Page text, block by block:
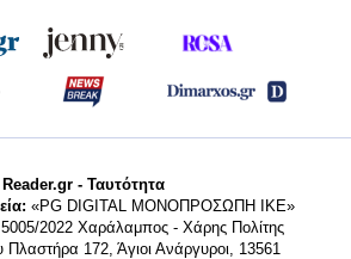
Reader.gr - Ταυτότητα
«PG DIGITAL MONΟΠΡΟΣΩΠΗ ΙΚΕ»
2022 Χαράλαμπος - Χάρης Πολίτης
Πλαστήρα 172, Άγιοι Ανάργυροι, 13561